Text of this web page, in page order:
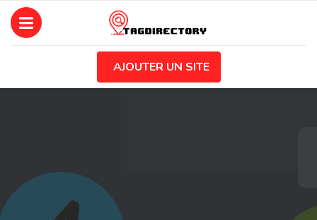
AJOUTER UN SITE